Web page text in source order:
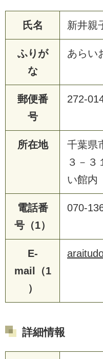
氏名 新井親
ふりが
な
あらい
郵便番
号
272-
所在地
千葉県
３－
い館内
電話番
号（1）
070-
E-
mail（1
）
詳細情報